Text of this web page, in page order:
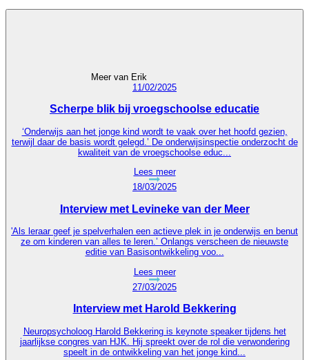
Meer van Erik
11/02/2025
Scherpe blik bij vroegschoolse educatie
‘Onderwijs aan het jonge kind wordt te vaak over het hoofd gezien,
terwijl daar de basis wordt gelegd.’ De onderwijsinspectie onderzocht de
kwaliteit van de vroegschoolse educ...
Lees meer
18/03/2025
Interview met Levineke van der Meer
'Als leraar geef je spelverhalen een actieve plek in je onderwijs en benut
ze om kinderen van alles te leren.’ Onlangs verscheen de nieuwste
editie van Basisontwikkeling voo...
Lees meer
27/03/2025
Interview met Harold Bekkering
Neuropsycholoog Harold Bekkering is keynote speaker tijdens het
jaarlijkse congres van HJK. Hij spreekt over de rol die verwondering
speelt in de ontwikkeling van het jonge kind...